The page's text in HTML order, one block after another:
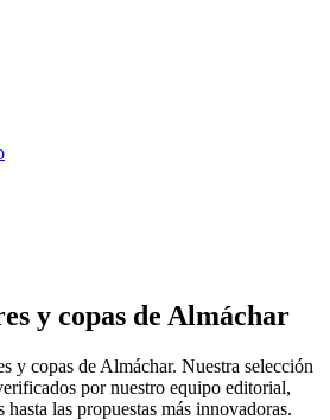
y copas de Almáchar
y copas de Almáchar. Nuestra selección
por nuestro equipo editorial,
las propuestas más innovadoras.